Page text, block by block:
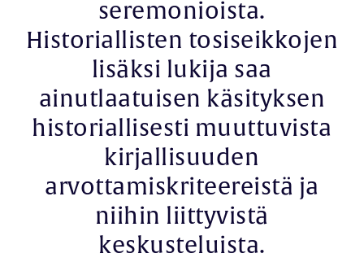
seremonioista.
Historiallisten tosiseikkojen
lisäksi lukija saa
ainutlaatuisen käsityksen
historiallisesti muuttuvista
kirjallisuuden
arvottamiskriteereistä ja
niihin liittyvistä
keskusteluista.